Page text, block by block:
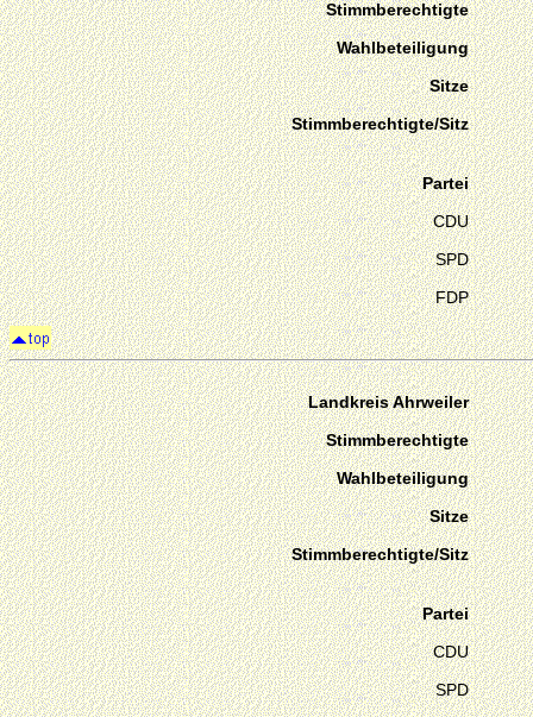
Stimmberechtigte
Wahlbeteiligung
Sitze
Stimmberechtigte/Sitz
Partei
CDU
SPD
FDP
Landkreis Ahrweiler
Stimmberechtigte
Wahlbeteiligung
Sitze
Stimmberechtigte/Sitz
Partei
CDU
SPD